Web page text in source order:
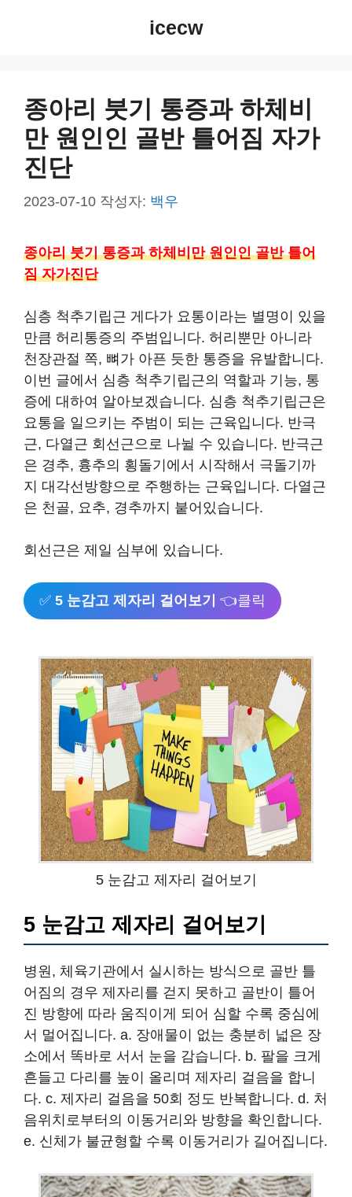
icecw
종아리 붓기 통증과 하체비
만 원인인 골반 틀어짐 자가
진단
2023-07-10 작성자: 백우
종아리 붓기 통증과 하체비만 원인인 골반 틀어
짐 자가진단
심층 척추기립근 게다가 요통이라는 별명이 있을
만큼 허리통증의 주범입니다. 허리뿐만 아니라
천장관절 쪽, 뼈가 아픈 듯한 통증을 유발합니다.
이번 글에서 심층 척추기립근의 역할과 기능, 통
증에 대하여 알아보겠습니다. 심층 척추기립근은
요통을 일으키는 주범이 되는 근육입니다. 반극
근, 다열근 회선근으로 나뉠 수 있습니다. 반극근
은 경추, 흉추의 횡돌기에서 시작해서 극돌기까
지 대각선방향으로 주행하는 근육입니다. 다열근
은 천골, 요추, 경추까지 붙어있습니다.
회선근은 제일 심부에 있습니다.
✅ 5 눈감고 제자리 걸어보기 👈클릭
5 눈감고 제자리 걸어보기
5 눈감고 제자리 걸어보기
병원, 체육기관에서 실시하는 방식으로 골반 틀
어짐의 경우 제자리를 걷지 못하고 골반이 틀어
진 방향에 따라 움직이게 되어 심할 수록 중심에
서 멀어집니다. a. 장애물이 없는 충분히 넓은 장
소에서 똑바로 서서 눈을 감습니다. b. 팔을 크게
흔들고 다리를 높이 올리며 제자리 걸음을 합니
다. c. 제자리 걸음을 50회 정도 반복합니다. d. 처
음위치로부터의 이동거리와 방향을 확인합니다.
e. 신체가 불균형할 수록 이동거리가 길어집니다.